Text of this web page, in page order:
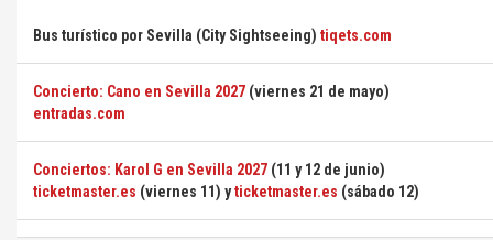
Bus turístico por Sevilla (City Sightseeing) tiqets.com
Concierto: Cano en Sevilla 2027 (viernes 21 de mayo)
entradas.com
Conciertos: Karol G en Sevilla 2027 (11 y 12 de junio)
ticketmaster.es (viernes 11) yticketmaster.es (sábado 12)